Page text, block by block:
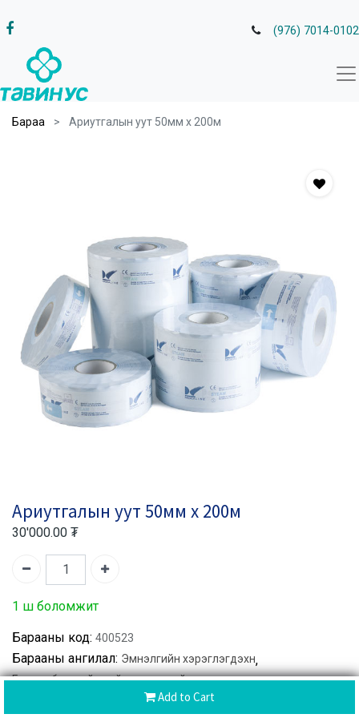
(976) 7014-0102
Бараа Ариутгалын уут 50мм х 200м
Add to Cart
Ариутгалын уут 50мм х 200м
30'000.00 ₮
1 ш боломжит
Барааны код: 400523
Барааны ангилал: Эмнэлгийн хэрэглэгдэхүүн,
Гэмтэл бэртлийн үеийн тусламж үйлчилгээнд